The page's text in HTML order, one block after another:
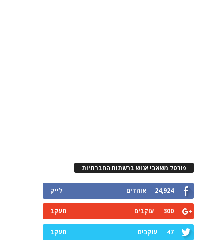
פורטל משאבי אנוש ברשתות החברתיות
24,924 אוהדים לייק
300 עוקבים מעקב
47 עוקבים מעקב